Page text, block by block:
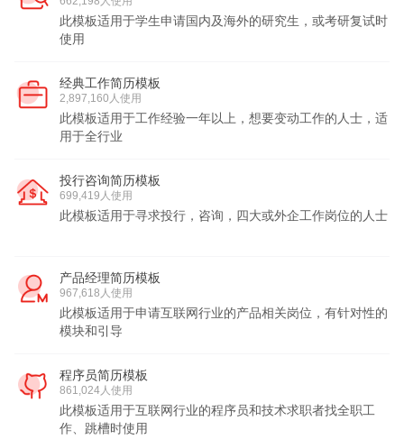
此模板适用于学生申请国内及海外的研究生，或考研复试时
使用
经典工作简历模板
2,897,160人使用
此模板适用于工作经验一年以上，想要变动工作的人士，适
用于全行业
投行咨询简历模板
699,419人使用
此模板适用于寻求投行，咨询，四大或外企工作岗位的人士
产品经理简历模板
967,618人使用
此模板适用于申请互联网行业的产品相关岗位，有针对性的
模块和引导
程序员简历模板
861,024人使用
此模板适用于互联网行业的程序员和技术求职者找全职工
作、跳槽时使用